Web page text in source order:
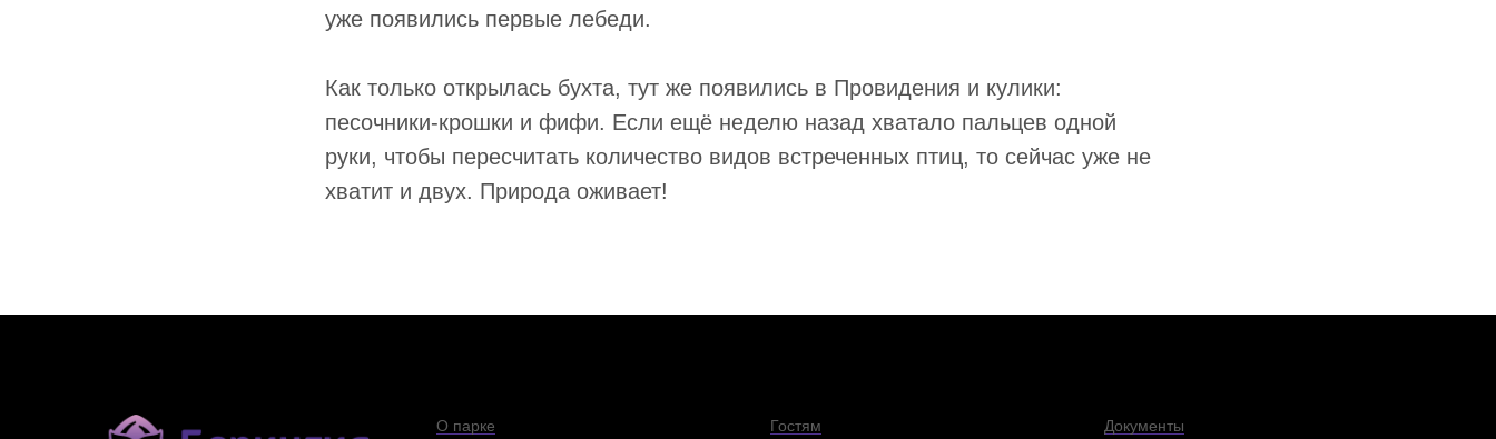
уже появились первые лебеди.
Как только открылась бухта, тут же появились в Провидения и кулики:
песочники-крошки и фифи. Если ещё неделю назад хватало пальцев одной
руки, чтобы пересчитать количество видов встреченных птиц, то сейчас уже не
хватит и двух. Природа оживает!
О парке Гостям Документы